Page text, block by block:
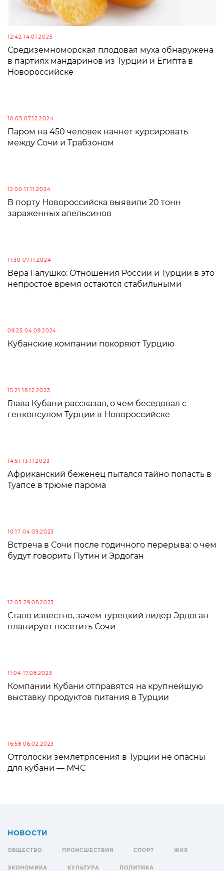
12:42 14.01.2025
Средиземноморская плодовая муха обнаружена
в партиях мандаринов из Турции и Египта в
Новороссийске
10:03 07.12.2024
Паром на 450 человек начнет курсировать
между Сочи и Трабзоном
12:00 11.11.2024
В порту Новороссийска выявили 20 тонн
зараженных апельсинов
11:30 07.11.2024
Вера Галушко: Отношения России и Турции в это
непростое время остаются стабильными
09:25 04.09.2024
Кубанские компании покоряют Турцию
15:21 18.12.2023
Глава Кубани рассказал, о чем беседовал с
генконсулом Турции в Новороссийске
14:51 13.11.2023
Африканский беженец пытался тайно попасть в
Туапсе в трюме парома
10:17 04.09.2023
Встреча в Сочи после годичного перерыва: о чем
будут говорить Путин и Эрдоган
12:05 29.08.2023
Стало известно, зачем турецкий лидер Эрдоган
планирует посетить Сочи
11:04 17.08.2023
Компании Кубани отправятся на крупнейшую
выставку продуктов питания в Турции
16:58 06.02.2023
Отголоски землетрясения в Турции не опасны
для кубани — МЧС
НОВОСТИ
ОБЩЕСТВО ПРОИСШЕСТВИЯ СПОРТ ЖКХ
ЭКОНОМИКА КУЛЬТУРА ПОЛИТИКА